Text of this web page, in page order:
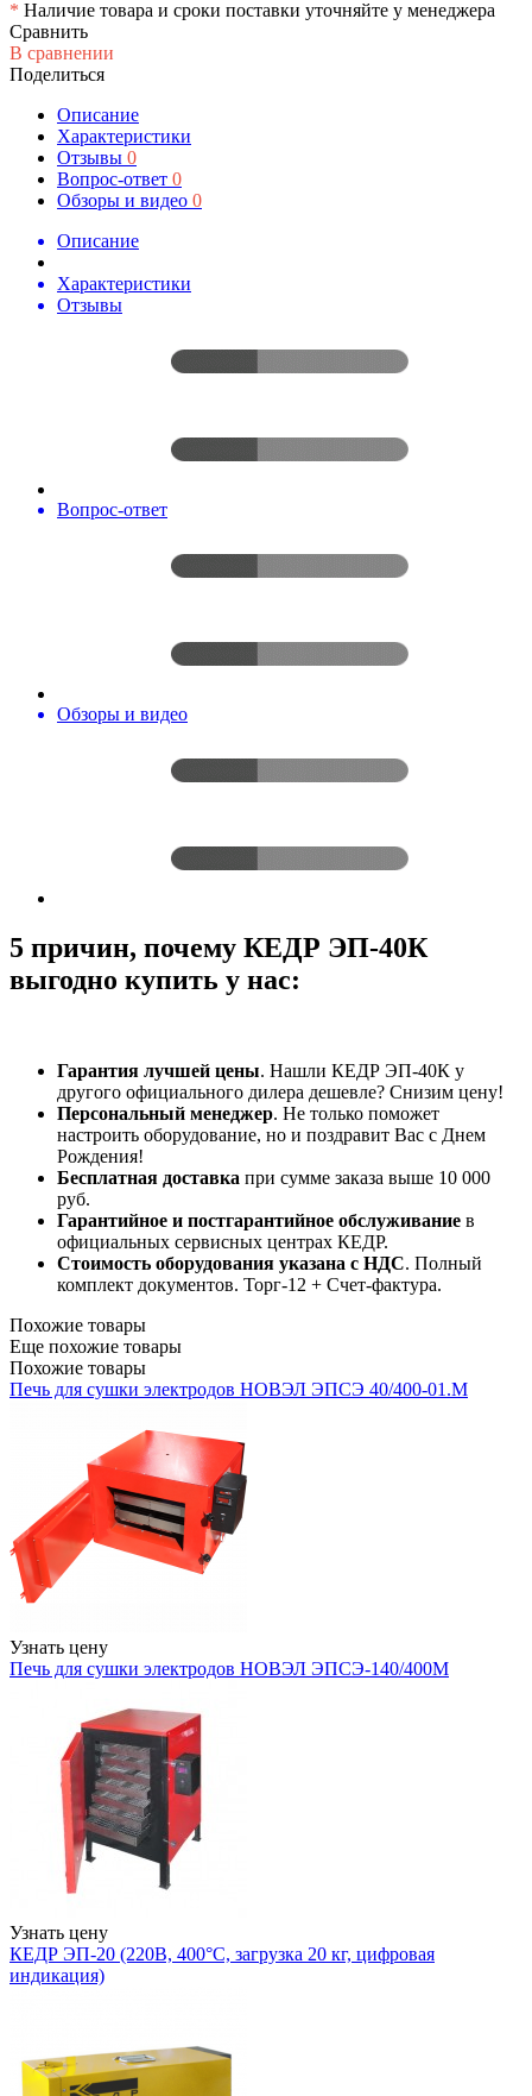
* Наличие товара и сроки поставки уточняйте у менеджера
Сравнить
В сравнении
Поделиться
Описание
Характеристики
Отзывы 0
Вопрос-ответ 0
Обзоры и видео 0
Описание
Характеристики
Отзывы
Вопрос-ответ
Обзоры и видео
5 причин, почему КЕДР ЭП-40К
выгодно купить у нас:
Гарантия лучшей цены. Нашли КЕДР ЭП-40К у
другого официального дилера дешевле? Снизим цену!
Персональный менеджер. Не только поможет
настроить оборудование, но и поздравит Вас с Днем
Рождения!
Бесплатная доставка при сумме заказа выше 10 000
руб.
Гарантийное и постгарантийное обслуживание в
официальных сервисных центрах КЕДР.
Стоимость оборудования указана с НДС. Полный
комплект документов. Торг-12 + Счет-фактура.​
Похожие товары
Еще похожие товары
Похожие товары
Печь для сушки электродов НОВЭЛ ЭПСЭ 40/400-01.М
Узнать цену
Печь для сушки электродов НОВЭЛ ЭПСЭ-140/400М
Узнать цену
КЕДР ЭП-20 (220В, 400°C, загрузка 20 кг, цифровая
индикация)